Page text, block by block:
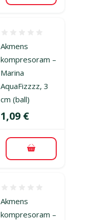
Akmens
kompresoram –
Marina
AquaFizzzz, 3
cm (ball)
Cena
1,09 €
Pievienot
Akmens
kompresoram –